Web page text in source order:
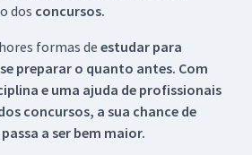
dos concursos.
formas de estudar para
preparar o quanto antes. Com
e uma ajuda de profissionais
concursos, a sua chance de
a ser bem maior.